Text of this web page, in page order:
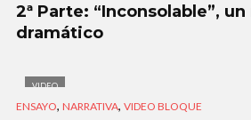
2ª Parte: “Inconsolable”,
dramático
VIDEO
ENSAYO, NARRATIVA, VIDEO BLOQUE